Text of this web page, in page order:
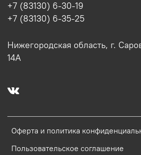
Оферта и политика
Пользовательское соглашение
+7 (83130) 6-30-19
+7 (83130) 6-35-25
Нижегородская область, г.
14А